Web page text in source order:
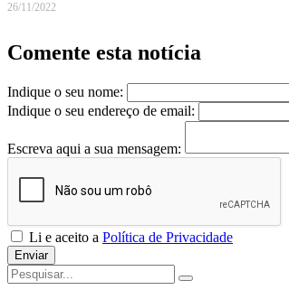
26/11/2022
Comente esta notícia
Indique o seu nome:
Indique o seu endereço de email:
Escreva aqui a sua mensagem:
Li e aceito a Política de Privacidade
Enviar